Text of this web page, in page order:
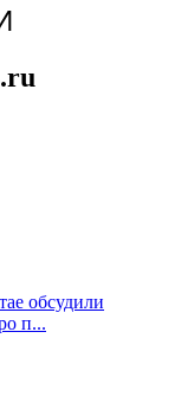
обсудили
п...